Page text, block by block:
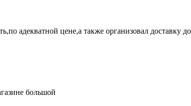
адекватной цене,а также организовал доставку
большой